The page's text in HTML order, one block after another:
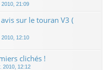
2010, 21:09
sur le touran V3 (
2010, 12:10
clichés !
2010, 12:12